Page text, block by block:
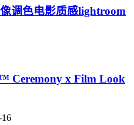
调色电影质感lightroom
Ceremony x Film Look
16